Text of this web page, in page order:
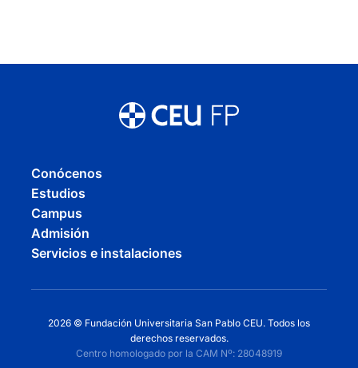
Conócenos
Estudios
Campus
Admisión
Servicios e instalaciones
2026 © Fundación Universitaria San Pablo CEU. Todos los
derechos reservados.
Centro homologado por la CAM Nº: 28048919